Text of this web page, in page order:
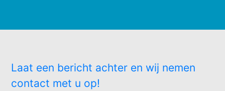
Laat een bericht achter en wij nemen
contact met u op!